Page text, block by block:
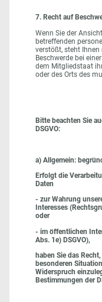
7. Recht auf
Wenn Sie der
betreffenden
verstößt, steht Ihnen
Beschwerde bei
dem Mitgliedstaat
oder des Orts des
Bitte beachten Sie
DSGVO:
a) Allgemein:
Erfolgt die
Daten
- zur Wahrung
Interesses
oder
- im öffentlichen
Abs. 1e) DSGVO),
haben Sie das
besonderen
Widerspruch
Bestimmungen der